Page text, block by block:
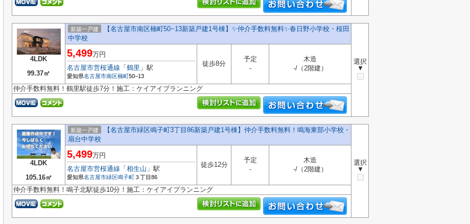
4LDK
99.37㎡
新築一戸建
【名古屋市南区楠町50−13新築戸建1号棟】✨️仲介手数料無料✨️春日野小学校・桜田
中学校
選択
▼
5,499万円
名古屋市営桜通線 「 鶴里 」駅
愛知県名古屋市南区楠町50−13
徒歩8分
予定
-
木造
-/（2階建）
仲介手数料無料！鶴里駅徒歩7分！施工：ケイアイプランニング
4LDK
105.16㎡
新築一戸建
【名古屋市緑区鳴子町3丁目86新築戸建1号棟】仲介手数料無料！鳴海東部小学校・
扇台中学校
選択
▼
5,499万円
名古屋市営桜通線 「 相生山 」駅
愛知県名古屋市緑区鳴子町３丁目86
徒歩12分
予定
-
木造
-/（2階建）
仲介手数料無料！鳴子北駅徒歩10分！施工：ケイアイプランニング